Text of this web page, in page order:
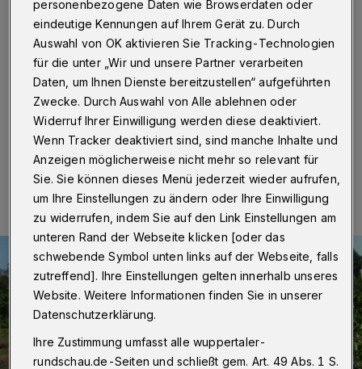
Wuppertal / Solingen
Eine Radtour durch Bachtäler
und Heidelandschaften bietet der ADFC
Wuppertal/Solingen für Sonntag (3. September 2023).
Start des 55 Kilometer langen Ausflugs, bei dem es
500 Höhenmeter zu überwinden gilt, ist um 9:45 Uhr,
das Ende gegen 18 Uhr.
29.08.2023 , 10:30 Uhr Eine Minute Lesezeit
personenbezogene Daten wie Browserdaten oder
eindeutige Kennungen auf Ihrem Gerät zu. Durch
Auswahl von OK aktivieren Sie Tracking-Technologien
für die unter „Wir und unsere Partner verarbeiten
Daten, um Ihnen Dienste bereitzustellen“ aufgeführten
Zwecke. Durch Auswahl von Alle ablehnen oder
Widerruf Ihrer Einwilligung werden diese deaktiviert.
Wenn Tracker deaktiviert sind, sind manche Inhalte und
Anzeigen möglicherweise nicht mehr so relevant für
Sie. Sie können dieses Menü jederzeit wieder aufrufen,
um Ihre Einstellungen zu ändern oder Ihre Einwilligung
zu widerrufen, indem Sie auf den Link Einstellungen am
unteren Rand der Webseite klicken [oder das
schwebende Symbol unten links auf der Webseite, falls
zutreffend]. Ihre Einstellungen gelten innerhalb unseres
Website. Weitere Informationen finden Sie in unserer
Datenschutzerklärung.
Ihre Zustimmung umfasst alle wuppertaler-
rundschau.de-Seiten und schließt gem. Art. 49 Abs. 1 S.